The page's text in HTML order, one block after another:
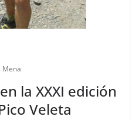
Mena
la XXXI edición
Veleta